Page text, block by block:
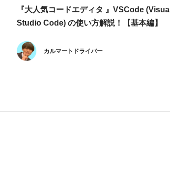
『大人気コードエディタ 』VSCode (Visual
Studio Code) の使い方解説！【基本編】
カルマートドライバー